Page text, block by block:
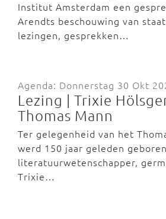
Institut Amsterdam een
Arendts beschouwing van
lezingen, gesprekken…
Agenda: Donnerstag 30 Okt
Lezing | Trixie
Thomas Mann
Ter gelegenheid van het
werd 150 jaar geleden
literatuurwetenschapper,
Trixie…